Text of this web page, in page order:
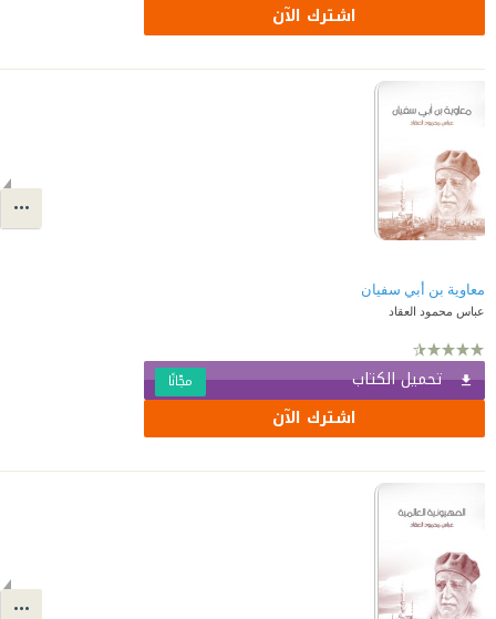
اشترك الآن
معاوية بن أبي سفيان
عباس محمود العقاد
تحميل الكتاب مجّانًا
اشترك الآن